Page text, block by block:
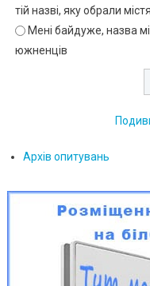
тій назві, яку обрали
Мені байдуже, назва
южненців
Архів опитувань